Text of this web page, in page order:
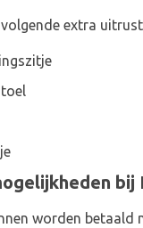
extra
worden betaald